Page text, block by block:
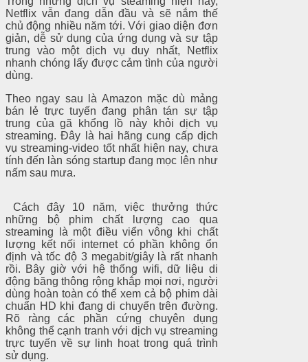
Netflix vẫn đang dẫn đầu và sẽ nắm thế
chủ động nhiều năm tới. Với giao diện đơn
giản, dễ sử dụng của ứng dụng và sự tập
trung vào một dịch vụ duy nhất, Netflix
nhanh chóng lấy được cảm tình của người
dùng.
Theo ngay sau là Amazon mặc dù mảng
bán lẻ trực tuyến đang phân tán sự tập
trung của gã khổng lồ này khỏi dịch vụ
streaming. Đây là hai hãng cung cấp dịch
vụ streaming-video tốt nhất hiện nay, chưa
tính đến làn sóng startup đang mọc lên như
nấm sau mưa.
Cách đây 10 năm, việc thưởng thức
những bộ phim chất lượng cao qua
streaming là một điều viển vông khi chất
lượng kết nối internet có phần không ổn
định và tốc độ 3 megabit/giây là rất nhanh
rồi. Bây giờ với hệ thống wifi, dữ liệu di
động băng thông rộng khắp mọi nơi, người
dùng hoàn toàn có thể xem cả bộ phim dài
chuẩn HD khi đang di chuyển trên đường.
Rõ ràng các phần cứng chuyên dụng
không thể cạnh tranh với dịch vụ streaming
trực tuyến về sự linh hoạt trong quá trình
sử dụng.